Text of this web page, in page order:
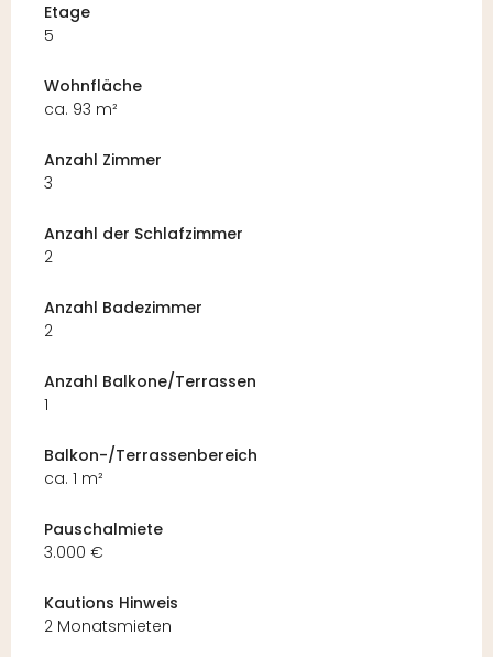
Etage
5
Wohnfläche
ca. 93 m²
Anzahl Zimmer
3
Anzahl der Schlafzimmer
2
Anzahl Badezimmer
2
Anzahl Balkone/Terrassen
1
Balkon-/Terrassenbereich
ca. 1 m²
Pauschalmiete
3.000 €
Kautions Hinweis
2 Monatsmieten